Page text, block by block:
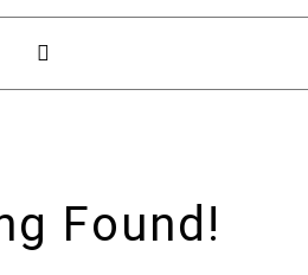
Found!